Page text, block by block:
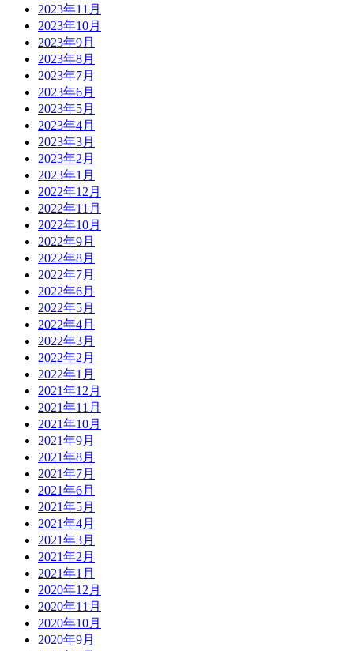
2023年11月
2023年10月
2023年9月
2023年8月
2023年7月
2023年6月
2023年5月
2023年4月
2023年3月
2023年2月
2023年1月
2022年12月
2022年11月
2022年10月
2022年9月
2022年8月
2022年7月
2022年6月
2022年5月
2022年4月
2022年3月
2022年2月
2022年1月
2021年12月
2021年11月
2021年10月
2021年9月
2021年8月
2021年7月
2021年6月
2021年5月
2021年4月
2021年3月
2021年2月
2021年1月
2020年12月
2020年11月
2020年10月
2020年9月